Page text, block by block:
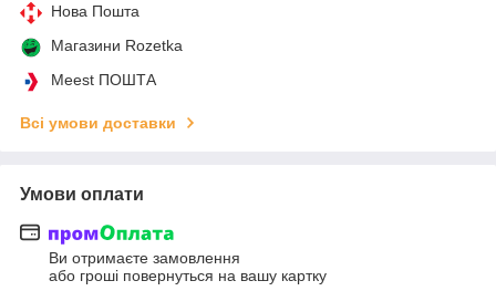
Нова Пошта
Магазини Rozetka
Meest ПОШТА
Всі умови доставки
Умови оплати
Ви отримаєте замовлення
або гроші повернуться на вашу картку